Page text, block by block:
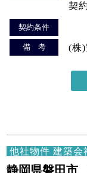
契約
契約条件
備 考 (株
他社物件 建築会
静岡県磐田市